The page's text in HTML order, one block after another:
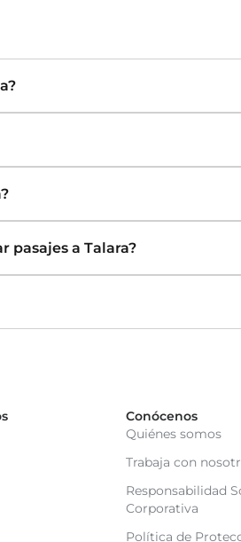
pasajes a Talara?
Conócenos
Quiénes somos
Trabaja con
Responsabilidad
Corporativa
Política de